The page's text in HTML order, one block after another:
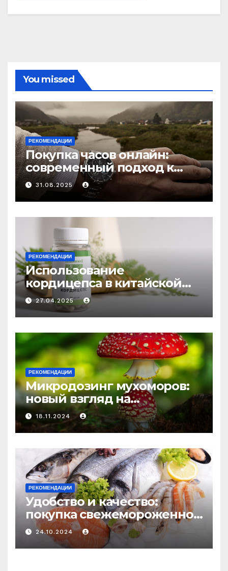
You missed
РЕКОМЕНДАЦИИ
Покупка часов онлайн:
современный подход к
выбору аксессуаров
31.08.2025
РЕКОМЕНДАЦИИ
Использование
кордицепса в китайской
медицине: природное
средство против усталости
и истощения
27.04.2025
РЕКОМЕНДАЦИИ
Микродозинг мухоморов:
новый взгляд на
психоделику
18.11.2024
РЕКОМЕНДАЦИИ
Удобство и качество:
покупка свежемороженной
рыбы онлайн
24.10.2024